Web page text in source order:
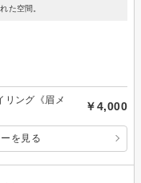
た空間。
リング《眉メ
￥4,000
を見る